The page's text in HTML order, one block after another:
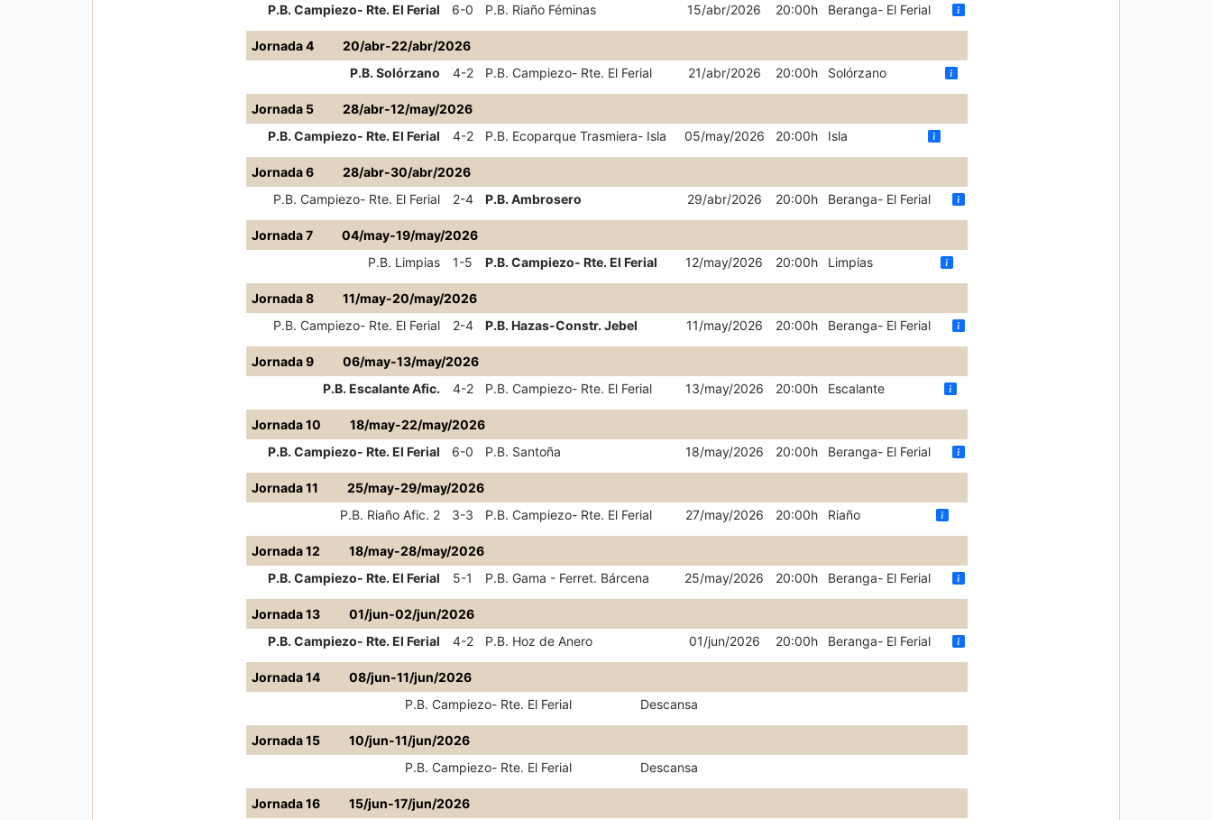
P.B. Campiezo- Rte. El Ferial
6-0 P.B. Riaño Féminas 15/abr/2026 20:00h Beranga- El Ferial
Jornada 4
20/abr-22/abr/2026
P.B. Solórzano
4-2 P.B. Campiezo- Rte. El Ferial 21/abr/2026 20:00h Solórzano
Jornada 5
28/abr-12/may/2026
P.B. Campiezo- Rte. El Ferial
4-2 P.B. Ecoparque Trasmiera- Isla 05/may/2026 20:00h Isla
Jornada 6
28/abr-30/abr/2026
P.B. Campiezo- Rte. El Ferial
2-4 P.B. Ambrosero 29/abr/2026 20:00h Beranga- El Ferial
Jornada 7
04/may-19/may/2026
P.B. Limpias
1-5 P.B. Campiezo- Rte. El Ferial 12/may/2026 20:00h Limpias
Jornada 8
11/may-20/may/2026
P.B. Campiezo- Rte. El Ferial
2-4 P.B. Hazas-Constr. Jebel 11/may/2026 20:00h Beranga- El Ferial
Jornada 9
06/may-13/may/2026
P.B. Escalante Afic.
4-2 P.B. Campiezo- Rte. El Ferial 13/may/2026 20:00h Escalante
Jornada 10
18/may-22/may/2026
P.B. Campiezo- Rte. El Ferial
6-0 P.B. Santoña 18/may/2026 20:00h Beranga- El Ferial
Jornada 11
25/may-29/may/2026
P.B. Riaño Afic. 2
3-3 P.B. Campiezo- Rte. El Ferial 27/may/2026 20:00h Riaño
Jornada 12
18/may-28/may/2026
P.B. Campiezo- Rte. El Ferial
5-1 P.B. Gama - Ferret. Bárcena 25/may/2026 20:00h Beranga- El Ferial
Jornada 13
01/jun-02/jun/2026
P.B. Campiezo- Rte. El Ferial
4-2 P.B. Hoz de Anero 01/jun/2026 20:00h Beranga- El Ferial
Jornada 14
08/jun-11/jun/2026
P.B. Campiezo- Rte. El Ferial
Descansa
Jornada 15
10/jun-11/jun/2026
P.B. Campiezo- Rte. El Ferial
Descansa
Jornada 16
15/jun-17/jun/2026